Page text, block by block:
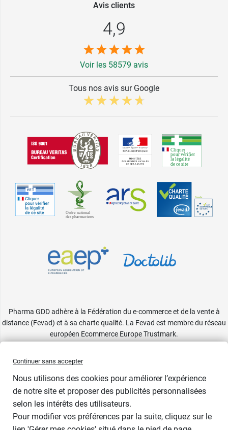
Contenance
Avis clients
4,9
Voir les 58579 avis
Tous nos avis sur Google
Pharma GDD adhère à la Fédération du e-commerce et de la vente à
distance (Fevad) et à sa charte qualité. La Fevad est membre du réseau
européen Ecommerce Europe Trustmark.
Continuer sans accepter
Nous utilisons des cookies pour améliorer l’expérience
de notre site et proposer des publicités personnalisées
selon les intérêts des utilisateurs.
Pour modifier vos préférences par la suite, cliquez sur le